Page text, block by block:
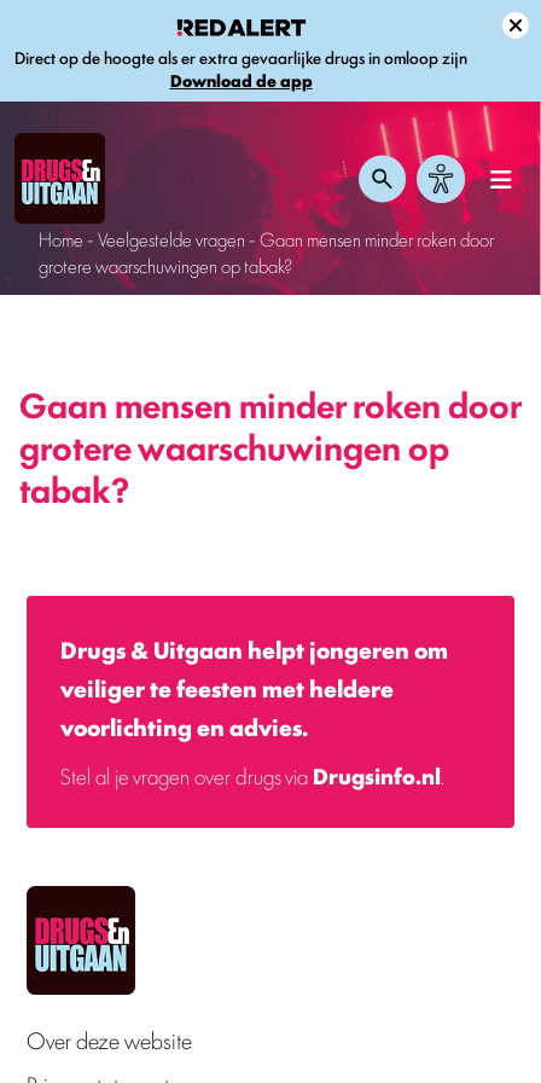
Direct op de hoogte als er extra gevaarlijke drugs in omloop zijn
Download de app
Home-Veelgestelde vragen-Gaan mensen minder roken door
grotere waarschuwingen op tabak?
Gaan mensen minder roken door
grotere waarschuwingen op
tabak?
Drugs & Uitgaan helpt jongeren om
veiliger te feesten met heldere
voorlichting en advies.
Stel al je vragen over drugs viaDrugsinfo.nl
Over deze website